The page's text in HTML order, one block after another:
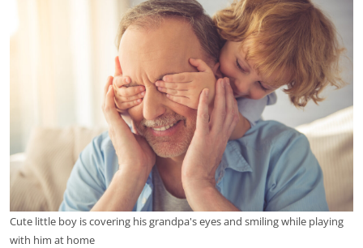
Cute little boy is covering his grandpa's eyes and smiling while playing
with him at home